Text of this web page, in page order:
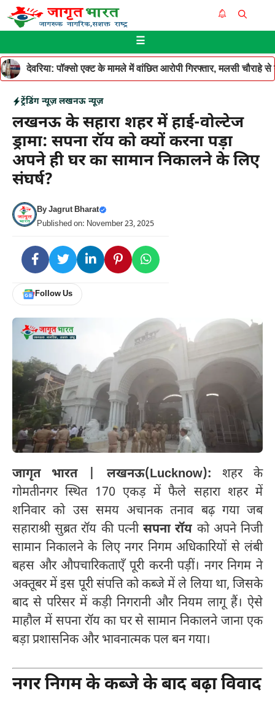
Skip
to
☰
देवरिया: पॉक्सो एक्ट के मामले में वांछित आरोपी गिरफ्तार, मलसी चौराहे
ट्रेंडिंग न्यूज़ लखनऊ न्यूज़
लखनऊ के सहारा शहर में हाई-वोल्टेज
ड्रामा: सपना रॉय को क्यों करना पड़ा
अपने ही घर का सामान निकालने के लिए
संघर्ष?
ByJagrut Bharat
Published on: November 23, 2025
Follow Us
जागृत भारत | लखनऊ(Lucknow): शहर के
गोमतीनगर स्थित 170 एकड़ में फैले सहारा शहर में
शनिवार को उस समय अचानक तनाव बढ़ गया जब
सहाराश्री सुब्रत रॉय की पत्नीसपना रॉय को अपने निजी
सामान निकालने के लिए नगर निगम अधिकारियों से लंबी
बहस और औपचारिकताएँ पूरी करनी पड़ीं। नगर निगम ने
अक्तूबर में इस पूरी संपत्ति को कब्जे में ले लिया था, जिसके
बाद से परिसर में कड़ी निगरानी और नियम लागू हैं। ऐसे
माहौल में सपना रॉय का घर से सामान निकालने जाना एक
बड़ा प्रशासनिक और भावनात्मक पल बन गया।
नगर निगम के कब्जे के बाद बढ़ा विवाद